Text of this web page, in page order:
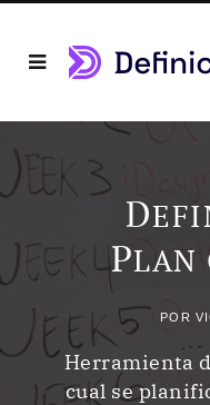
D
PLAN
POR
Herramienta
cual se